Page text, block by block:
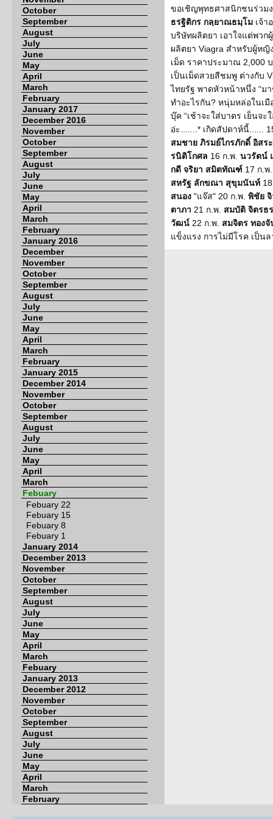
October
September
August
July
June
May
April
March
February
January 2017
December 2016
November
October
September
August
July
June
May
April
March
February
January 2016
December
November
October
September
August
July
June
May
April
March
February
January 2015
December 2014
November
October
September
August
July
June
May
April
March
Febuary
Febuary 22
Febuary 15
Febuary 8
Febuary 1
January 2014
December 2013
November
October
September
August
July
June
May
April
March
Febuary
January 2013
December 2012
November
October
September
August
July
June
May
April
March
February
ขอเชิญพุทธศาสนิกชนร่ว
ธรฐิติกร กลฺยาณธมฺโม เจ้า
บริษัทผลิตยา เอาใจแต่พว
ผลิตยา Viagra สำหรับผู้ห
เม็ด ราคาประมาณ 2,000
เป็นเม็ดสวยสีชมพู ต่างกับ
ไทยรัฐ พาดหัวหน้าหนึ่ง “ม
ทำอะไรกัน? หนุ่มหล่อในเมื
บุ๊ค “เช้าจะใส่บาตร เย็นจะ
อ่ะ.......* เกิดสัปดาห์นี้......
สมชาย ภิรมย์ไกรภักดิ์ อิสร
รนิติโกศล 16 ก.พ. นวรัตน์
กดี จริยา สมิตทัณฑ์ 17 ก.
สหรัฐ ลักขณา สุขุมนันท์
สนอง "แจ๊ส" 20 ก.พ. พิชัย
ตาภา 21 ก.พ. สมบัติ จิตรธ
วัฒน์ 22 ก.พ. สมจิตร ทอง
แข็งแรง การไม่มีโรค เป็น